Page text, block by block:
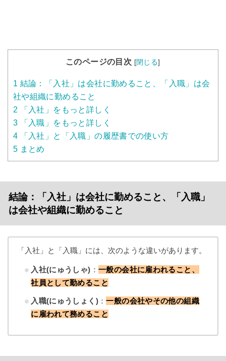
このページの目次 [閉じる]
1 結論：「入社」は会社に勤めること、「入職」は会
社や組織に勤めること
2 「入社」をもっと詳しく
3 「入職」をもっと詳しく
4 「入社」と「入職」の履歴書での使い方
5 まとめ
結論：「入社」は会社に勤めること、「入職」
は会社や組織に勤めること
「入社」と「入職」には、次のような違いがあります。
入社(にゅうしゃ) ：一般の会社に雇われること、
社員として勤めること
入職(にゅうしょく) ：一般の会社やその他の組織
に雇われて務めること